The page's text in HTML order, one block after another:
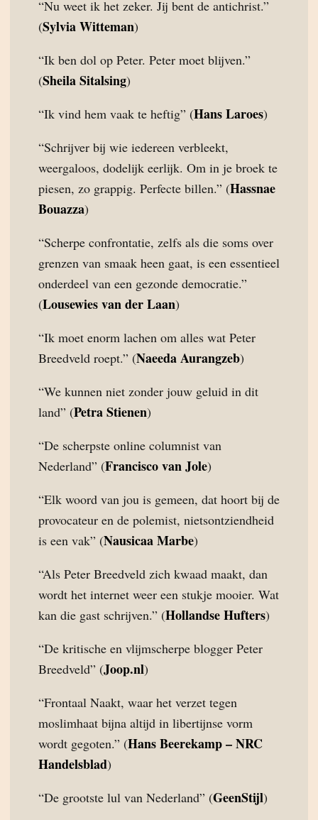
“Nu weet ik het zeker. Jij bent de antichrist.”
(Sylvia Witteman)
“Ik ben dol op Peter. Peter moet blijven.”
(Sheila Sitalsing)
“Ik vind hem vaak te heftig” (Hans Laroes)
“Schrijver bij wie iedereen verbleekt,
weergaloos, dodelijk eerlijk. Om in je broek te
piesen, zo grappig. Perfecte billen.” (Hassnae
Bouazza)
“Scherpe confrontatie, zelfs als die soms over
grenzen van smaak heen gaat, is een essentieel
onderdeel van een gezonde democratie.”
(Lousewies van der Laan)
“Ik moet enorm lachen om alles wat Peter
Breedveld roept.” (Naeeda Aurangzeb)
“We kunnen niet zonder jouw geluid in dit
land” (Petra Stienen)
“De scherpste online columnist van
Nederland” (Francisco van Jole)
“Elk woord van jou is gemeen, dat hoort bij de
provocateur en de polemist, nietsontziendheid
is een vak” (Nausicaa Marbe)
“Als Peter Breedveld zich kwaad maakt, dan
wordt het internet weer een stukje mooier. Wat
kan die gast schrijven.” (Hollandse Hufters)
“De kritische en vlijmscherpe blogger Peter
Breedveld” (Joop.nl)
“Frontaal Naakt, waar het verzet tegen
moslimhaat bijna altijd in libertijnse vorm
wordt gegoten.” (Hans Beerekamp – NRC
Handelsblad)
“De grootste lul van Nederland” (GeenStijl)